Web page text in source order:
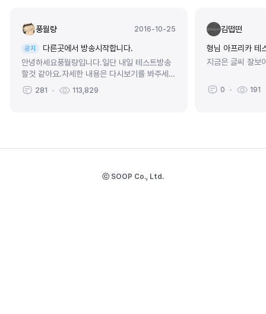
풍월량 2016-10-25
공지
다른곳에서 방송시작합니다.
안녕하세요풍월량입니다.일단 내일 테스트방송
할것 같아요.자세한 내용은 다시보기를 봐주세
요.https://www.twitch.tv/hanryang1125
트위치https://www....
281 113,829
김떱떤
형님 아프리카 테
지금은 글씨 잘보
0 191
ⓒ SOOP Co., Ltd.